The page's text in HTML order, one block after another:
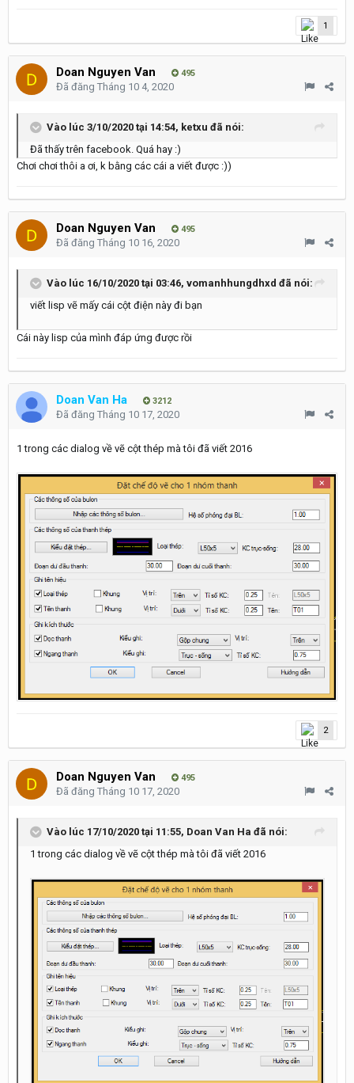
1
Doan Nguyen Van 495
Đã đăng Tháng 10 4, 2020
Vào lúc 3/10/2020 tại 14:54, ketxu đã nói:
Đã thấy trên facebook. Quá hay :)
Chơi chơi thôi a ơi, k bằng các cái a viết được :))
Doan Nguyen Van 495
Đã đăng Tháng 10 16, 2020
Vào lúc 16/10/2020 tại 03:46, vomanhhungdhxd đã nói:
viết lisp vẽ mấy cái cột điện này đi bạn
Cái này lisp của mình đáp ứng được rồi
Doan Van Ha 3212
Đã đăng Tháng 10 17, 2020
1 trong các dialog về vẽ cột thép mà tôi đã viết 2016
2
Doan Nguyen Van 495
Đã đăng Tháng 10 17, 2020
Vào lúc 17/10/2020 tại 11:55, Doan Van Ha đã nói:
1 trong các dialog về vẽ cột thép mà tôi đã viết 2016